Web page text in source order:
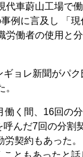
代車蔚山工場で
例に言及し 「
労働者の使用と
ョレ新聞がパ
く間、16回の
んだ7回の分割
契約もあった
ともあったと話